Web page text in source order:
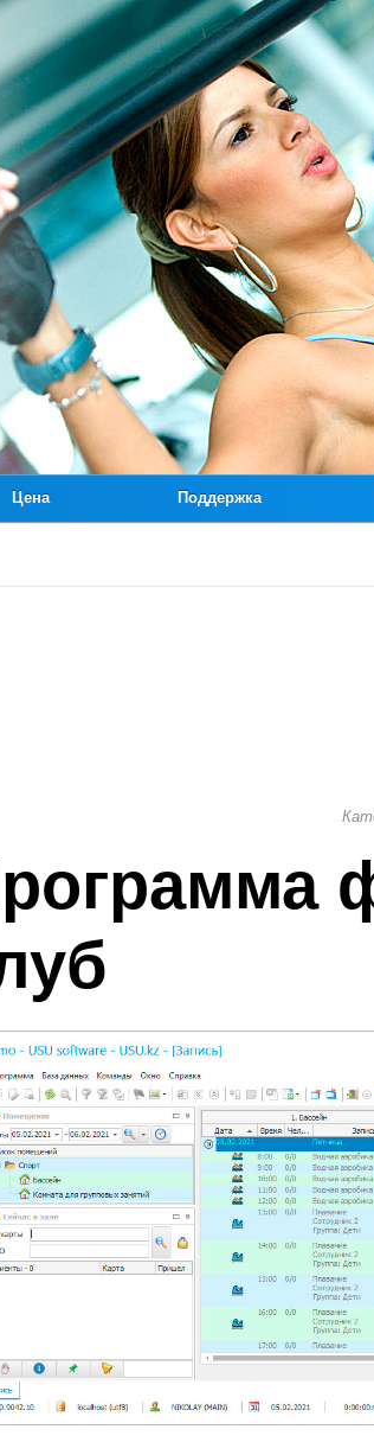
Цена Поддержка